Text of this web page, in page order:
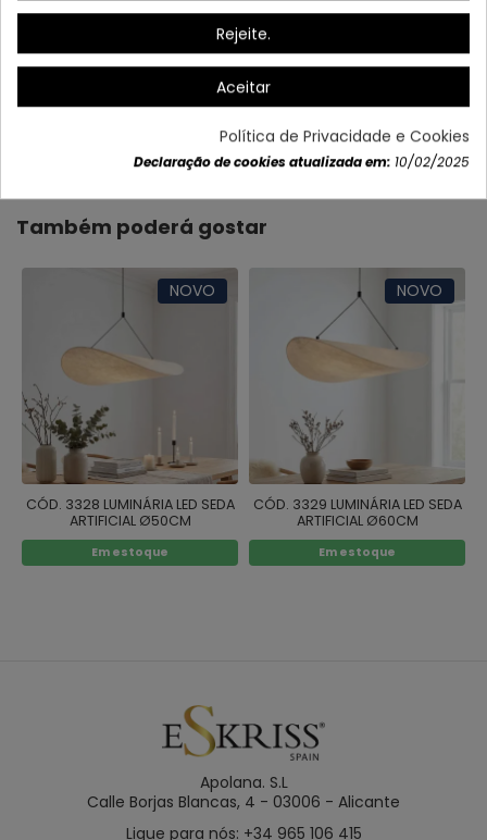
Dados do produto
Também poderá gostar
NOVO
CÓD. 3328 LUMINÁRIA LED SEDA
ARTIFICIAL Ø50CM
Em estoque
NOVO
CÓD. 3329 LUMINÁRIA LED SEDA
ARTIFICIAL Ø60CM
Em estoque
Apolana. S.L
Calle Borjas Blancas, 4 - 03006 - Alicante
Ligue para nós: +34 965 106 415
Rejeite.
Aceitar
Política de Privacidade e Cookies
Declaração de cookies atualizada em: 10/02/2025